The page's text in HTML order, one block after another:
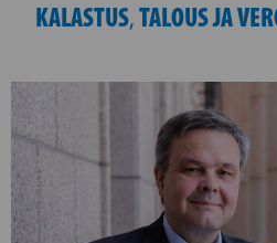
KALASTUS,TALOUS JA